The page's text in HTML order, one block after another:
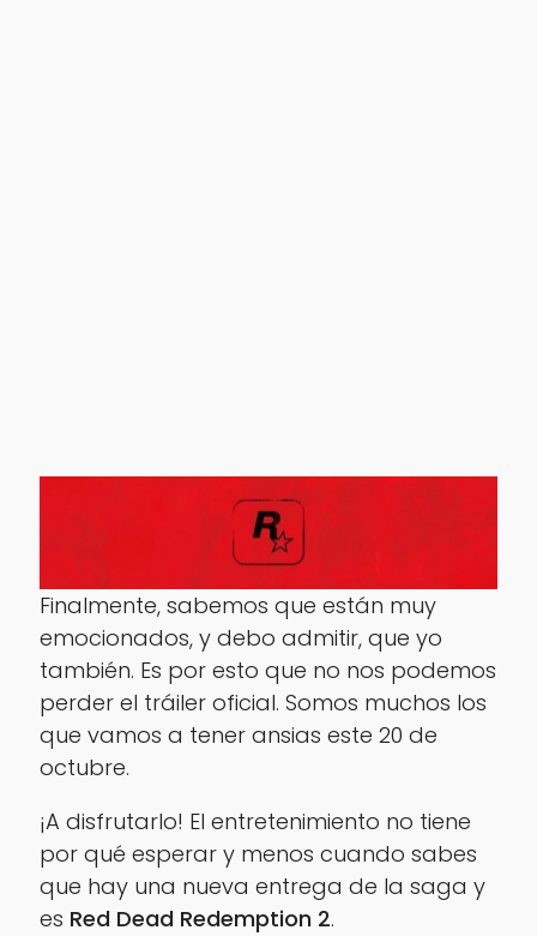
Finalmente, sabemos que están muy
emocionados, y debo admitir, que yo
también. Es por esto que no nos podemos
perder el tráiler oficial. Somos muchos los
que vamos a tener ansias este 20 de
octubre.
¡A disfrutarlo! El entretenimiento no tiene
por qué esperar y menos cuando sabes
que hay una nueva entrega de la saga y
es Red Dead Redemption 2.